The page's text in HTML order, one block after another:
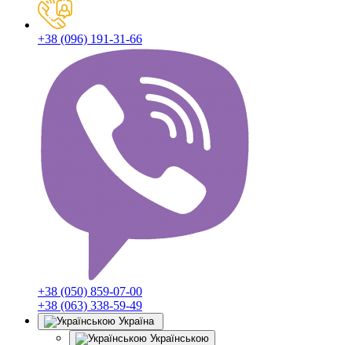
+38 (096) 191-31-66
+38 (050) 859-07-00
+38 (063) 338-59-49
Україна
Українською